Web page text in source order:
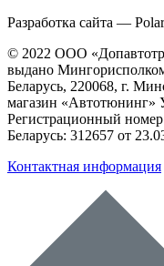
Разработка сайта —
© 2022 ООО
выдано
Беларусь, 220068, г.
магазин
Регистрационный номер
Беларусь: 312657 от
Контактная информация